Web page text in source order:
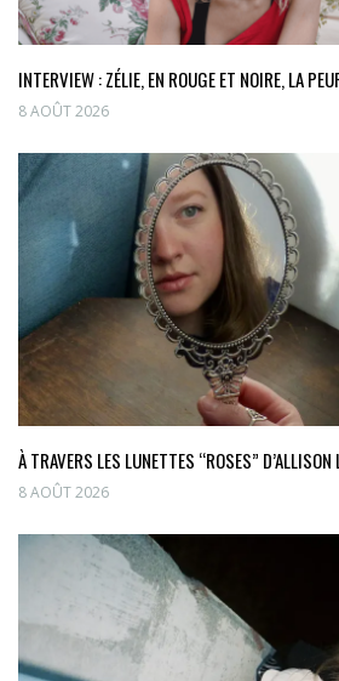
INTERVIEW : ZÉLIE, EN ROUGE ET NOIRE, LA
8 AOÛT 2026
À TRAVERS LES LUNETTES “ROSES” D’ALLISON
8 AOÛT 2026